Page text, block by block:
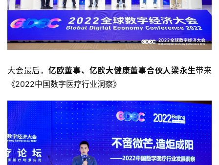
大会最后， 亿欧董事、亿欧大健康董事合伙人梁永生带来
《2022中国数字医疗行业洞察》